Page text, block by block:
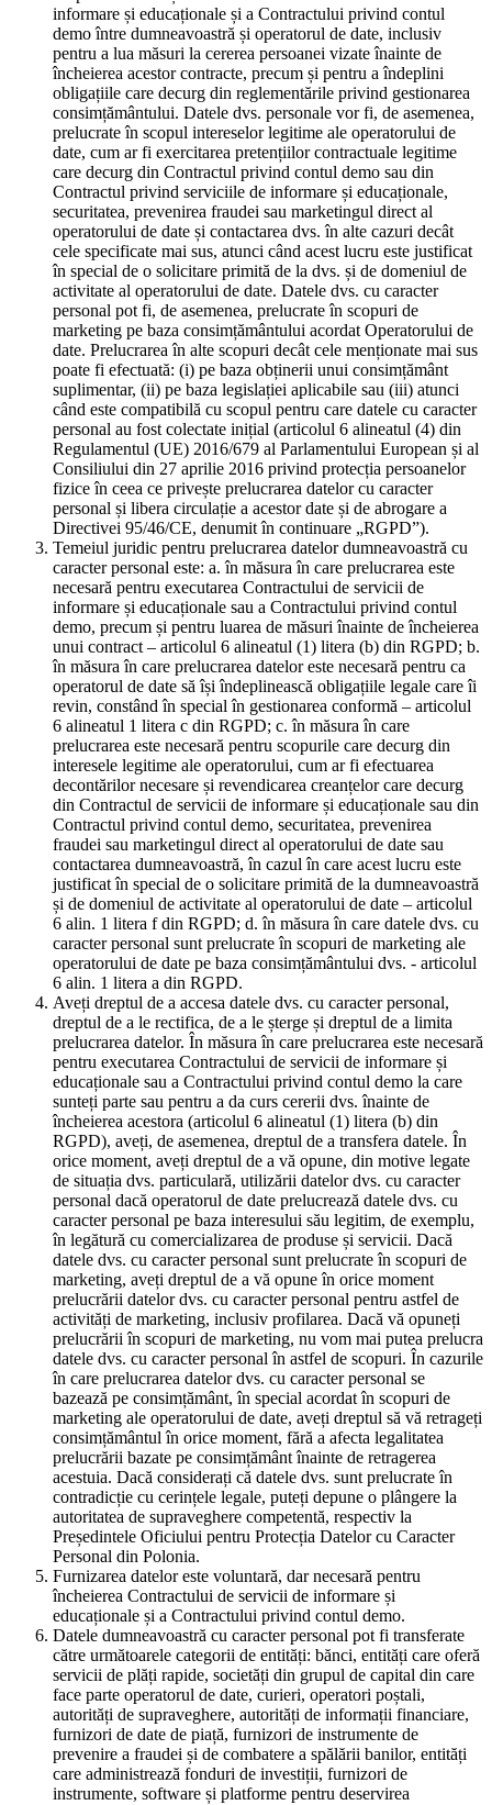
informare și educaționale și a Contractului privind contul
demo între dumneavoastră și operatorul de date, inclusiv
pentru a lua măsuri la cererea persoanei vizate înainte de
încheierea acestor contracte, precum și pentru a îndeplini
obligațiile care decurg din reglementările privind gestionarea
consimțământului. Datele dvs. personale vor fi, de asemenea,
prelucrate în scopul intereselor legitime ale operatorului de
date, cum ar fi exercitarea pretențiilor contractuale legitime
care decurg din Contractul privind contul demo sau din
Contractul privind serviciile de informare și educaționale,
securitatea, prevenirea fraudei sau marketingul direct al
operatorului de date și contactarea dvs. în alte cazuri decât
cele specificate mai sus, atunci când acest lucru este justificat
în special de o solicitare primită de la dvs. și de domeniul de
activitate al operatorului de date. Datele dvs. cu caracter
personal pot fi, de asemenea, prelucrate în scopuri de
marketing pe baza consimțământului acordat Operatorului de
date. Prelucrarea în alte scopuri decât cele menționate mai sus
poate fi efectuată: (i) pe baza obținerii unui consimțământ
suplimentar, (ii) pe baza legislației aplicabile sau (iii) atunci
când este compatibilă cu scopul pentru care datele cu caracter
personal au fost colectate inițial (articolul 6 alineatul (4) din
Regulamentul (UE) 2016/679 al Parlamentului European și al
Consiliului din 27 aprilie 2016 privind protecția persoanelor
fizice în ceea ce privește prelucrarea datelor cu caracter
personal și libera circulație a acestor date și de abrogare a
Directivei 95/46/CE, denumit în continuare „RGPD”).
Temeiul juridic pentru prelucrarea datelor dumneavoastră cu
caracter personal este: a. în măsura în care prelucrarea este
necesară pentru executarea Contractului de servicii de
informare și educaționale sau a Contractului privind contul
demo, precum și pentru luarea de măsuri înainte de încheierea
unui contract – articolul 6 alineatul (1) litera (b) din RGPD; b.
în măsura în care prelucrarea datelor este necesară pentru ca
operatorul de date să își îndeplinească obligațiile legale care îi
revin, constând în special în gestionarea conformă – articolul
6 alineatul 1 litera c din RGPD; c. în măsura în care
prelucrarea este necesară pentru scopurile care decurg din
interesele legitime ale operatorului, cum ar fi efectuarea
decontărilor necesare și revendicarea creanțelor care decurg
din Contractul de servicii de informare și educaționale sau din
Contractul privind contul demo, securitatea, prevenirea
fraudei sau marketingul direct al operatorului de date sau
contactarea dumneavoastră, în cazul în care acest lucru este
justificat în special de o solicitare primită de la dumneavoastră
și de domeniul de activitate al operatorului de date – articolul
6 alin. 1 litera f din RGPD; d. în măsura în care datele dvs. cu
caracter personal sunt prelucrate în scopuri de marketing ale
operatorului de date pe baza consimțământului dvs. - articolul
6 alin. 1 litera a din RGPD.
Aveți dreptul de a accesa datele dvs. cu caracter personal,
dreptul de a le rectifica, de a le șterge și dreptul de a limita
prelucrarea datelor. În măsura în care prelucrarea este necesară
pentru executarea Contractului de servicii de informare și
educaționale sau a Contractului privind contul demo la care
sunteți parte sau pentru a da curs cererii dvs. înainte de
încheierea acestora (articolul 6 alineatul (1) litera (b) din
RGPD), aveți, de asemenea, dreptul de a transfera datele. În
orice moment, aveți dreptul de a vă opune, din motive legate
de situația dvs. particulară, utilizării datelor dvs. cu caracter
personal dacă operatorul de date prelucrează datele dvs. cu
caracter personal pe baza interesului său legitim, de exemplu,
în legătură cu comercializarea de produse și servicii. Dacă
datele dvs. cu caracter personal sunt prelucrate în scopuri de
marketing, aveți dreptul de a vă opune în orice moment
prelucrării datelor dvs. cu caracter personal pentru astfel de
activități de marketing, inclusiv profilarea. Dacă vă opuneți
prelucrării în scopuri de marketing, nu vom mai putea prelucra
datele dvs. cu caracter personal în astfel de scopuri. În cazurile
în care prelucrarea datelor dvs. cu caracter personal se
bazează pe consimțământ, în special acordat în scopuri de
marketing ale operatorului de date, aveți dreptul să vă retrageți
consimțământul în orice moment, fără a afecta legalitatea
prelucrării bazate pe consimțământ înainte de retragerea
acestuia. Dacă considerați că datele dvs. sunt prelucrate în
contradicție cu cerințele legale, puteți depune o plângere la
autoritatea de supraveghere competentă, respectiv la
Președintele Oficiului pentru Protecția Datelor cu Caracter
Personal din Polonia.
Furnizarea datelor este voluntară, dar necesară pentru
încheierea Contractului de servicii de informare și
educaționale și a Contractului privind contul demo.
Datele dumneavoastră cu caracter personal pot fi transferate
către următoarele categorii de entități: bănci, entități care oferă
servicii de plăți rapide, societăți din grupul de capital din care
face parte operatorul de date, curieri, operatori poștali,
autorități de supraveghere, autorități de informații financiare,
furnizori de date de piață, furnizori de instrumente de
prevenire a fraudei și de combatere a spălării banilor, entități
care administrează fonduri de investiții, furnizori de
instrumente, software și platforme pentru deservirea